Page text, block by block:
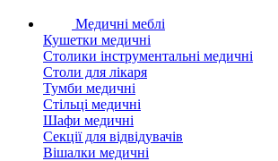
Медичні меблі
Кушетки медичні
Столики інструментальні медичні
Столи для лікаря
Тумби медичні
Стільці медичні
Шафи медичні
Секції для відвідувачів
Вішалки медичні